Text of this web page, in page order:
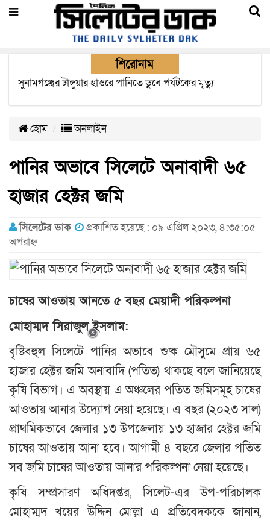
শিরোনাম
সিলেটে যাত্রীবাহী দুই বাসের সংঘর্ষে নিহত বেড়ে ৯
হোম অনলাইন
পানির অভাবে সিলেটে অনাবাদী ৬৫
হাজার হেক্টর জমি
সিলেটের ডাক
প্রকাশিত হয়েছে : ০৯ এপ্রিল ২০২৩, ৪:৩৫:০৫
অপরাহ্ন
চাষের আওতায় আনতে ৫ বছর মেয়াদী পরিকল্পনা
মোহাম্মদ সিরাজুল ইসলাম:
বৃষ্টিবহুল সিলেটে পানির অভাবে শুষ্ক মৌসুমে প্রায় ৬৫
হাজার হেক্টর জমি অনাবাদি (পতিত) থাকছে বলে জানিয়েছে
কৃষি বিভাগ। এ অবস্থায় এ অঞ্চলের পতিত জমিসমূহ চাষের
আওতায় আনার উদ্যোগ নেয়া হয়েছে। এ বছর (২০২৩ সাল)
প্রাথমিকভাবে জেলার ১৩ উপজেলায় ১৩ হাজার হেক্টর জমি
চাষের আওতায় আনা হবে। আগামী ৪ বছরে জেলার পতিত
সব জমি চাষের আওতায় আনার পরিকল্পনা নেয়া হয়েছে।
কৃষি সম্প্রসারণ অধিদপ্তর, সিলেট-এর উপ-পরিচালক
মোহাম্মদ খয়ের উদ্দিন মোল্লা এ প্রতিবেদককে জানান,